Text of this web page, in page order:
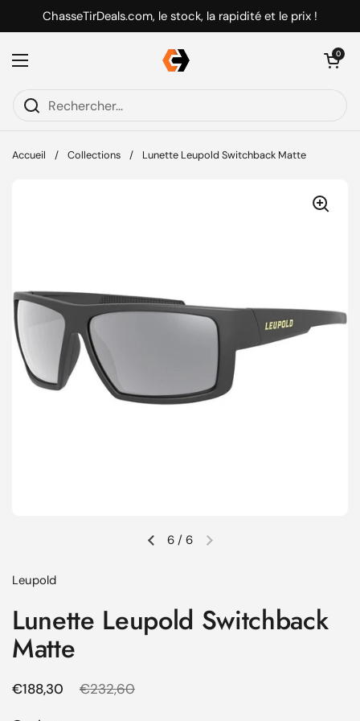
Passer au contenu
ChasseTirDeals.com, le stock, la rapidité et le prix !
Ouvrir le menu
Ouvrir le
0
Accueil / Collections / Lunette Leupold Switchback Matte
Diapositive précédente
Diapositive suivante
6 / 6
Leupold
Lunette Leupold Switchback
Matte
Prix régulier
€188,30 Prix de solde
€232,60